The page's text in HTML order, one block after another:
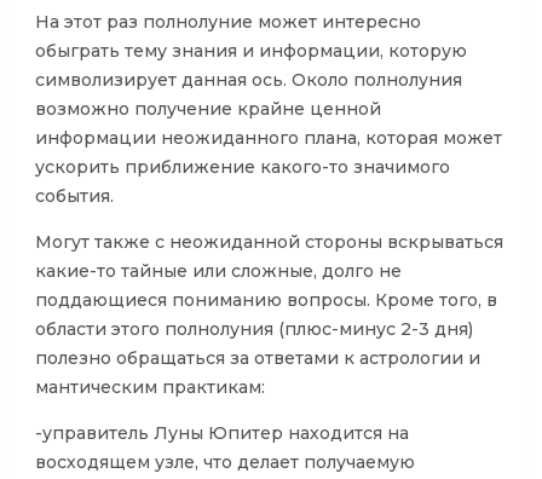
На этот раз полнолуние может интересно
обыграть тему знания и информации, которую
символизирует данная ось. Около полнолуния
возможно получение крайне ценной
информации неожиданного плана, которая может
ускорить приближение какого-то значимого
события.
Могут также с неожиданной стороны вскрываться
какие-то тайные или сложные, долго не
поддающиеся пониманию вопросы. Кроме того, в
области этого полнолуния (плюс-минус 2-3 дня)
полезно обращаться за ответами к астрологии и
мантическим практикам:
-управитель Луны Юпитер находится на
восходящем узле, что делает получаемую